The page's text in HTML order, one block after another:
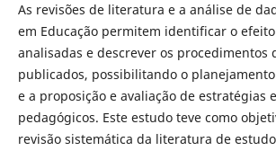
As revisões de literatura e a análise de
em Educação permitem identificar o
analisadas e descrever os procedimentos
publicados, possibilitando o
e a proposição e avaliação de estratégias
pedagógicos. Este estudo teve como
revisão sistemática da literatura de